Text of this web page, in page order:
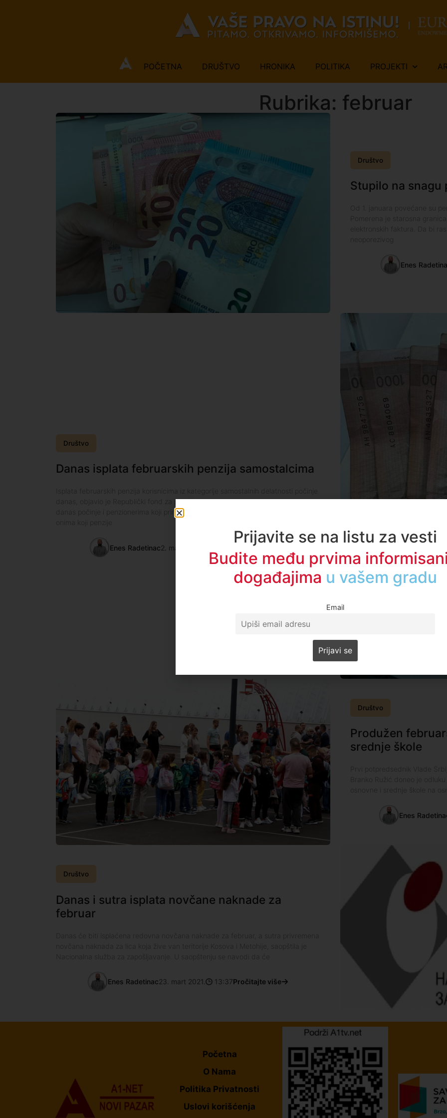
POČETNA DRUŠTVO HRONIKA POLITIKA PROJEKTI
Rubrika: februar
Društvo
Stupilo na snagu
Enes
Društvo
Danas isplata februarskih penzija samostalcima
danas, objavio je Republički fond za penzijsko i invalidsko osiguranje. Isplata
danas počinje i penzionerima koji primanja dobijaju putem tekućih računa kao i
Enes Radetinac2. mart 2022. Pročitajte više
Društvo
Produžen
srednje škole
Enes
Društvo
Danas i sutra isplata novčane naknade za
februar
Enes Radetinac23. mart 2021. 13:37Pročitajte više
Početna
O Nama
Politika Privatnosti
Uslovi korišćenja
Prijavite se na listu za vesti
Budite među prvima
događajima u regionu
Email